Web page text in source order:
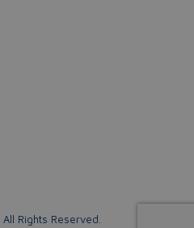
. All Rights Reserved.